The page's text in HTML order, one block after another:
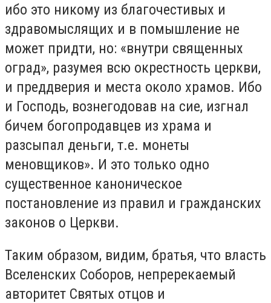
ибо это никому из благочестивых и
здравомыслящих и в помышление не
может придти, но: «внутри священных
оград», разумея всю окрестность церкви,
и преддверия и места около храмов. Ибо
и Господь, вознегодовав на сие, изгнал
бичем богопродавцев из храма и
разсыпал деньги, т.е. монеты
меновщиков». И это только одно
существенное каноническое
постановление из правил и гражданских
законов о Церкви.
Таким образом, видим, братья, что власть
Вселенских Соборов, непререкаемый
авторитет Святых отцов и